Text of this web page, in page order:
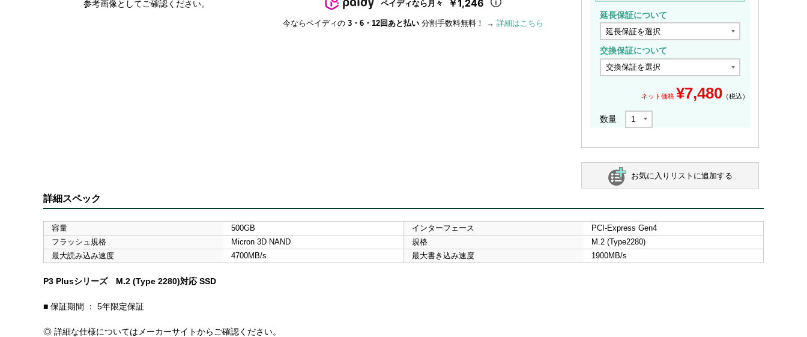
参考画像としてご確認ください。
ペイディなら月々 ￥1,246
今ならペイディの 3・6・12回あと払い 分割手数料無料！ → 詳細はこちら
延長保証について
交換保証について
ネット価格 ¥7,480 （税込）
数量
お気に入りリストに追加する
詳細スペック
容量 500GB インターフェース
PCI-Express Gen4
フラッシュ規格
Micron 3D NAND 規格
M.2 (Type2280)
最大読み込み速度
4700MB/s 最大書き込み速度 1900MB/s
P3 Plusシリーズ M.2 (Type 2280)対応 SSD
■ 保証期間 ： 5年限定保証
◎ 詳細な仕様についてはメーカーサイトからご確認ください。